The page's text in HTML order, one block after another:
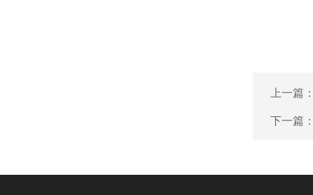
上一篇
下一篇